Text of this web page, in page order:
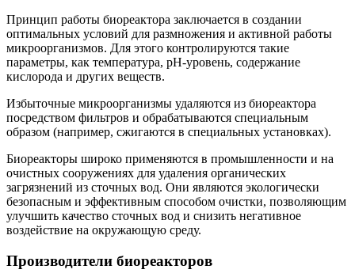
Принцип работы биореактора заключается в создании
оптимальных условий для размножения и активной работы
микроорганизмов. Для этого контролируются такие
параметры, как температура, pH-уровень, содержание
кислорода и других веществ.
Избыточные микроорганизмы удаляются из биореактора
посредством фильтров и обрабатываются специальным
образом (например, сжигаются в специальных установках).
Биореакторы широко применяются в промышленности и на
очистных сооружениях для удаления органических
загрязнений из сточных вод. Они являются экологически
безопасным и эффективным способом очистки, позволяющим
улучшить качество сточных вод и снизить негативное
воздействие на окружающую среду.
Производители биореакторов